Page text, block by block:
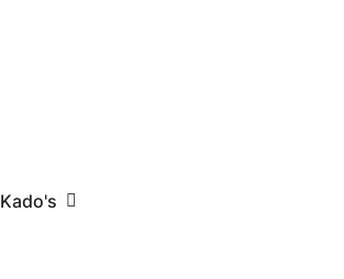
Kado's